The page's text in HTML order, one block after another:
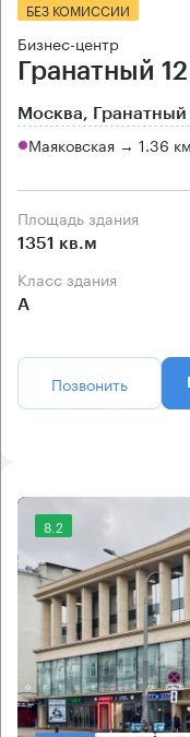
БЕЗ КОМИССИИ
Бизнес-центр
Гранатный 12
Москва, Гранатный
Маяковская → 1.36 км
Площадь здания
1351 кв.м
Класс здания
А
Позвонить
8.2